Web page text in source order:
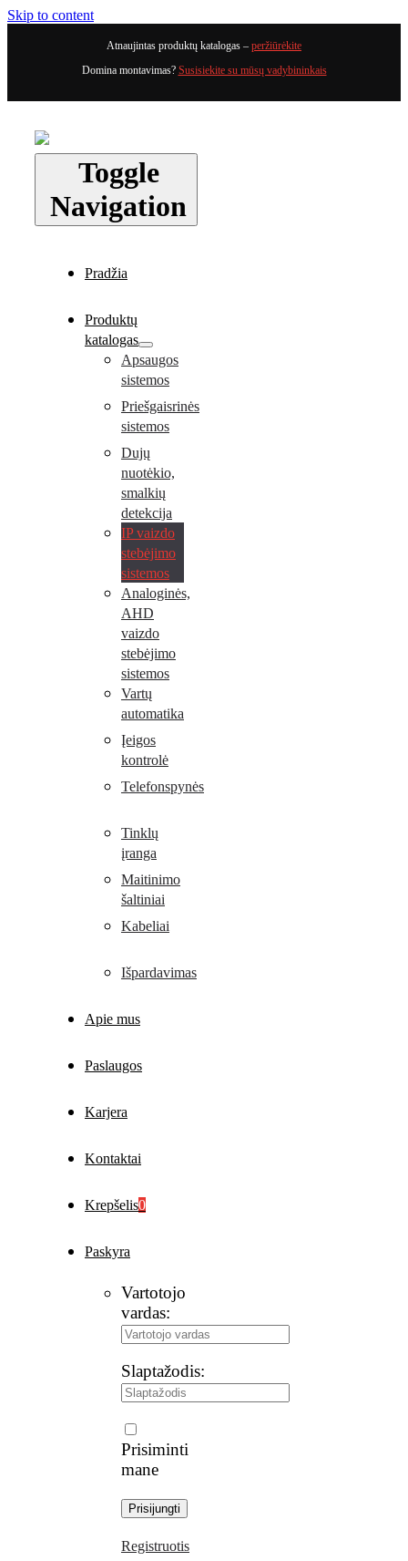
Skip to content
Atnaujintas produktų katalogas – peržiūrėkite
Domina montavimas? Susisiekite su mūsų vadybininkais
Toggle
Navigation
Pradžia
Produktų
katalogas
Apsaugos
sistemos
Priešgaisrinės
sistemos
Dujų
nuotėkio,
smalkių
detekcija
IP vaizdo
stebėjimo
sistemos
Analoginės,
AHD
vaizdo
stebėjimo
sistemos
Vartų
automatika
Įeigos
kontrolė
Telefonspynės
Tinklų
įranga
Maitinimo
šaltiniai
Kabeliai
Išpardavimas
Apie mus
Paslaugos
Karjera
Kontaktai
Krepšelis0
Paskyra
Vartotojo
vardas:
Slaptažodis:
Prisiminti
mane
Registruotis